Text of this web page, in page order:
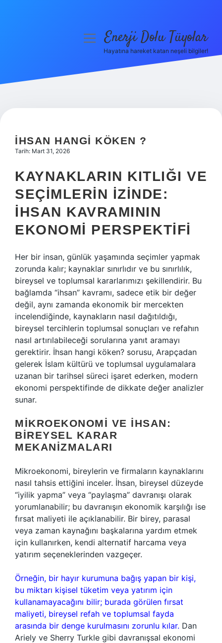
Hakkımızda
menüyüEnerji Dolu Tüyolar
Hayatına hareket katan neşeli bilgiler!
İHSAN HANGI KÖKEN ?
Tarih: Mart 31, 2026
KAYNAKLARIN KITLIĞI VE
SEÇIMLERIN İZINDE:
İHSAN KAVRAMININ
EKONOMI PERSPEKTIFI
Her bir insan, günlük yaşamında seçimler yapmak
zorunda kalır; kaynaklar sınırlıdır ve bu sınırlılık,
bireysel ve toplumsal kararlarımızı şekillendirir. Bu
bağlamda “ihsan” kavramı, sadece etik bir değer
değil, aynı zamanda ekonomik bir mercekten
incelendiğinde, kaynakların nasıl dağıtıldığı,
bireysel tercihlerin toplumsal sonuçları ve refahın
nasıl artırılabileceği sorularına yanıt aramayı
gerektirir. İhsan hangi köken? sorusu, Arapçadan
gelerek İslam kültürü ve toplumsal uygulamalara
uzanan bir tarihsel süreci işaret ederken, modern
ekonomi perspektifinde de dikkate değer analizler
sunar.
MIKROEKONOMI VE İHSAN:
BIREYSEL KARAR
MEKANIZMALARI
Mikroekonomi, bireylerin ve firmaların kaynaklarını
nasıl tahsis ettiğini inceler. İhsan, bireysel düzeyde
“iyilik yapma” veya “paylaşma” davranışı olarak
yorumlanabilir; bu davranışın ekonomik karşılığı ise
fırsat maliyeti ile açıklanabilir. Bir birey, parasal
veya zaman kaynağını başkalarına yardım etmek
için kullanırken, kendi alternatif harcama veya
yatırım seçeneklerinden vazgeçer.
Örneğin, bir hayır kurumuna bağış yapan bir kişi,
bu miktarı kişisel tüketim veya yatırım için
kullanamayacağını bilir; burada görülen fırsat
maliyeti, bireysel refah ve toplumsal fayda
arasında bir denge kurulmasını zorunlu kılar. Dan
Ariely ve Sherry Turkle gibi davranışsal ekonomi